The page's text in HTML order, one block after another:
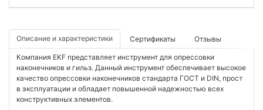
Описание и характеристики Сертификаты Отзывы
Компания EKF представляет инструмент для опрессовки
наконечников и гильз. Данный инструмент обеспечивает высокое
качество опрессовки наконечников стандарта ГОСТ и DIN, прост
в эксплуатации и обладает повышенной надежностью всех
конструктивных элементов.